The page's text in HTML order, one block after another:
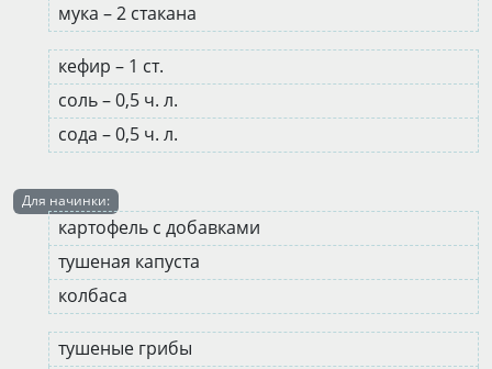
мука – 2 стакана
кефир – 1 ст.
соль – 0,5 ч. л.
сода – 0,5 ч. л.
Для начинки:
картофель с добавками
тушеная капуста
колбаса
тушеные грибы